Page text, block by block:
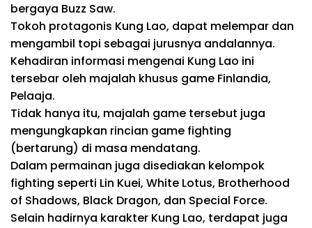
bergaya Buzz Saw.
Tokoh protagonis Kung Lao, dapat melempar dan
mengambil topi sebagai jurusnya andalannya.
Kehadiran informasi mengenai Kung Lao ini
tersebar oleh majalah khusus game Finlandia,
Pelaaja.
Tidak hanya itu, majalah game tersebut juga
mengungkapkan rincian game fighting
(bertarung) di masa mendatang.
Dalam permainan juga disediakan kelompok
fighting seperti Lin Kuei, White Lotus, Brotherhood
of Shadows, Black Dragon, dan Special Force.
Selain hadirnya karakter Kung Lao, terdapat juga